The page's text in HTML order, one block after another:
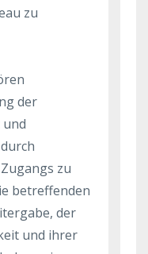
zu
der
zu
betreffenden
der
und ihrer